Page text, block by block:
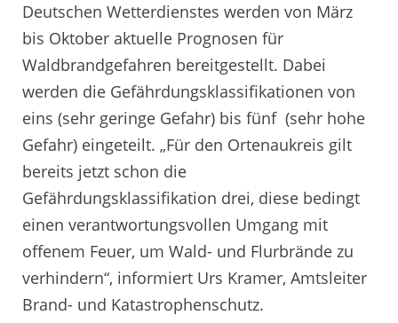
Deutschen Wetterdienstes werden von März
bis Oktober aktuelle Prognosen für
Waldbrandgefahren bereitgestellt. Dabei
werden die Gefährdungsklassifikationen von
eins (sehr geringe Gefahr) bis fünf (sehr hohe
Gefahr) eingeteilt. „Für den Ortenaukreis gilt
bereits jetzt schon die
Gefährdungsklassifikation drei, diese bedingt
einen verantwortungsvollen Umgang mit
offenem Feuer, um Wald- und Flurbrände zu
verhindern“, informiert Urs Kramer, Amtsleiter
Brand- und Katastrophenschutz.